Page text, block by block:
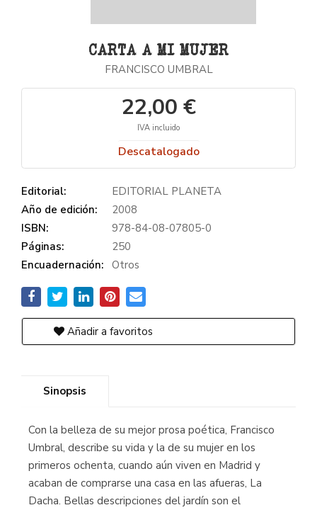
CARTA A MI MUJER
FRANCISCO UMBRAL
22,00 €
IVA incluido
Descatalogado
Editorial:
EDITORIAL PLANETA
Año de edición:
2008
ISBN:
978-84-08-07805-0
Páginas:
250
Encuadernación: Otros
Añadir a favoritos
Sinopsis
Con la belleza de su mejor prosa poética, Francisco
Umbral, describe su vida y la de su mujer en los
primeros ochenta, cuando aún viven en Madrid y
acaban de comprarse una casa en las afueras, La
Dacha. Bellas descripciones del jardín son el